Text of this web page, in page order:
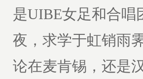
是UIBE女足和合唱
夜，求学于虹销雨
论在麦肯锡，还是